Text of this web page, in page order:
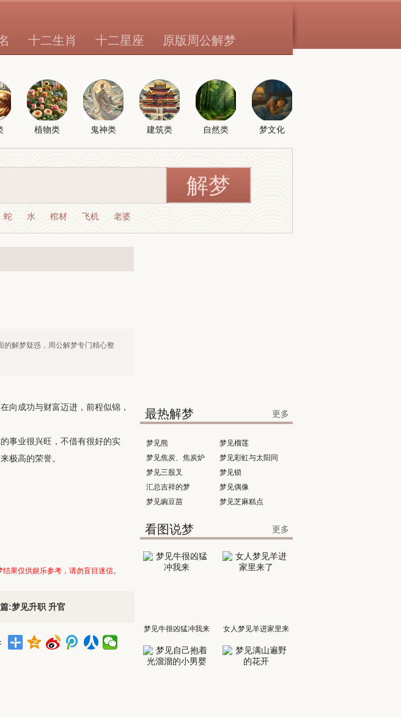
十二生肖 十二星座 原版周公解梦
植物类 鬼神类 建筑类 自然类 梦文化
蛇 水 棺材 飞机 老婆
的解梦疑惑，周公解梦专门精心整
向成功与财富迈进，前程似锦，
事业很兴旺，不借有很好的实
极高的荣誉。
果仅供娱乐参考，请勿盲目迷信。
篇:梦见升职 升官
最热解梦 更多
梦见熊
梦见榴莲
梦见焦炭、焦炭炉
梦见彩虹与太阳同
时出现
梦见三股叉
梦见锁
汇总吉祥的梦
梦见偶像
梦见豌豆苗
梦见芝麻糕点
看图说梦 更多
梦见牛很凶猛冲我来 女人梦见羊进家里来
了